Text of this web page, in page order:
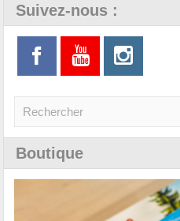
Suivez-nous :
Boutique